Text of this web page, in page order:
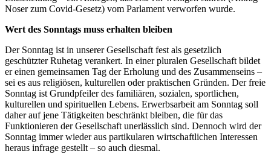
Noser zum Covid-Gesetz) vom Parlament verworfen wurde.
Wert des Sonntags muss erhalten bleiben
Der Sonntag ist in unserer Gesellschaft fest als gesetzlich
geschützter Ruhetag verankert. In einer pluralen Gesellschaft bildet
er einen gemeinsamen Tag der Erholung und des Zusammenseins –
sei es aus religiösen, kulturellen oder praktischen Gründen. Der freie
Sonntag ist Grundpfeiler des familiären, sozialen, sportlichen,
kulturellen und spirituellen Lebens. Erwerbsarbeit am Sonntag soll
daher auf jene Tätigkeiten beschränkt bleiben, die für das
Funktionieren der Gesellschaft unerlässlich sind. Dennoch wird der
Sonntag immer wieder aus partikularen wirtschaftlichen Interessen
heraus infrage gestellt – so auch diesmal.